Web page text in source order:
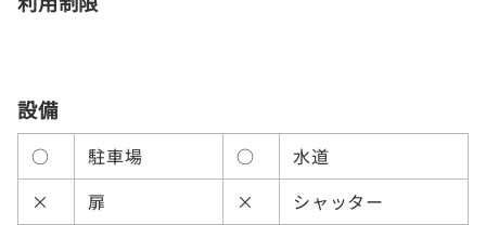
設備
○ 駐車場 ○
水道
×
扉 ×
シャッター